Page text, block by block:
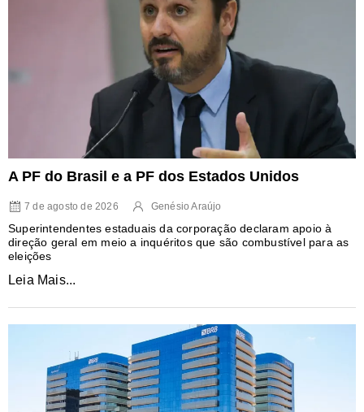
A PF do Brasil e a PF dos Estados Unidos
7 de agosto de 2026 Genésio Araújo
Superintendentes estaduais da corporação declaram apoio à
direção geral em meio a inquéritos que são combustível para as
eleições
Leia Mais...